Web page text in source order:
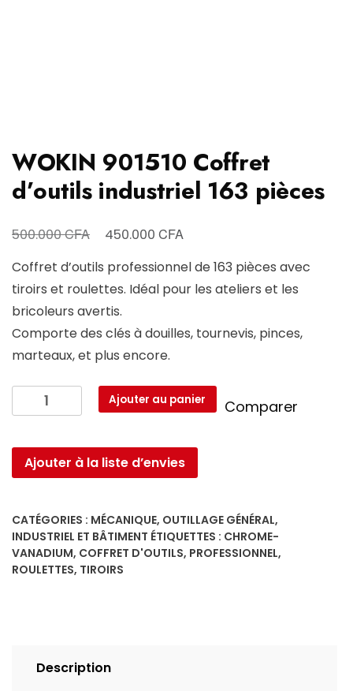
WOKIN 901510 Coffret
d’outils industriel 163 pièces
500.000CFA
Le
initial
était :
500.000 CFA.
450.000 CFA
actuel
est :
Coffret d’outils professionnel de 163 pièces avec
tiroirs et roulettes. Idéal pour les ateliers et les
bricoleurs avertis.
Comporte des clés à douilles, tournevis, pinces,
marteaux, et plus encore.
quantité
de
901510
Coffret
163
pièces
Ajouter au panier Comparer
Ajouter à la liste d’envies
CATÉGORIES : MÉCANIQUE, OUTILLAGE GÉNÉRAL,
INDUSTRIEL ET BÂTIMENT ÉTIQUETTES : CHROME-
VANADIUM, COFFRET D'OUTILS, PROFESSIONNEL,
ROULETTES, TIROIRS
Description